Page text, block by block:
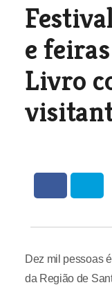
e
Livro
Dez mil pessoas
da Região de